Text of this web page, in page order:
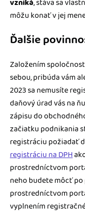
vzniká, stáva sa
môžu konať v jej
Ďalšie
Založením
sebou, pribúda vám
2023 sa nemusíte
daňový úrad vás na
zápisu do
začiatku podnikania
registráciu požiadať
registráciu na DPH
prostredníctvom
neho budete môcť
prostredníctvom
vyplnením